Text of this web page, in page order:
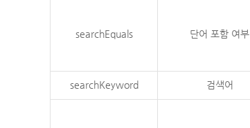
searchEquals 단어 포함 여부
searchKeyword 검색어